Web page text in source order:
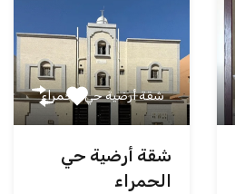
شقة أرضية حي الحمراء
شقة أرضية حي
الحمراء